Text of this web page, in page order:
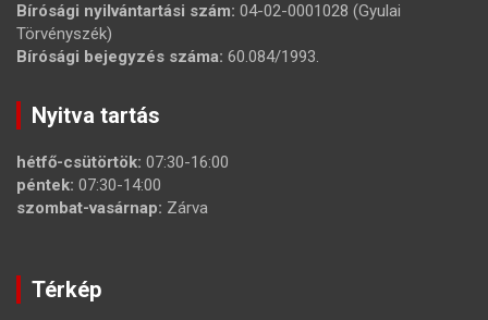
Bírósági nyilvántartási szám: 04-02-0001028 (Gyulai
Törvényszék)
Bírósági bejegyzés száma: 60.084/1993.
Nyitva tartás
hétfő-csütörtök: 07:30-16:00
péntek: 07:30-14:00
szombat-vasárnap: Zárva
Térkép